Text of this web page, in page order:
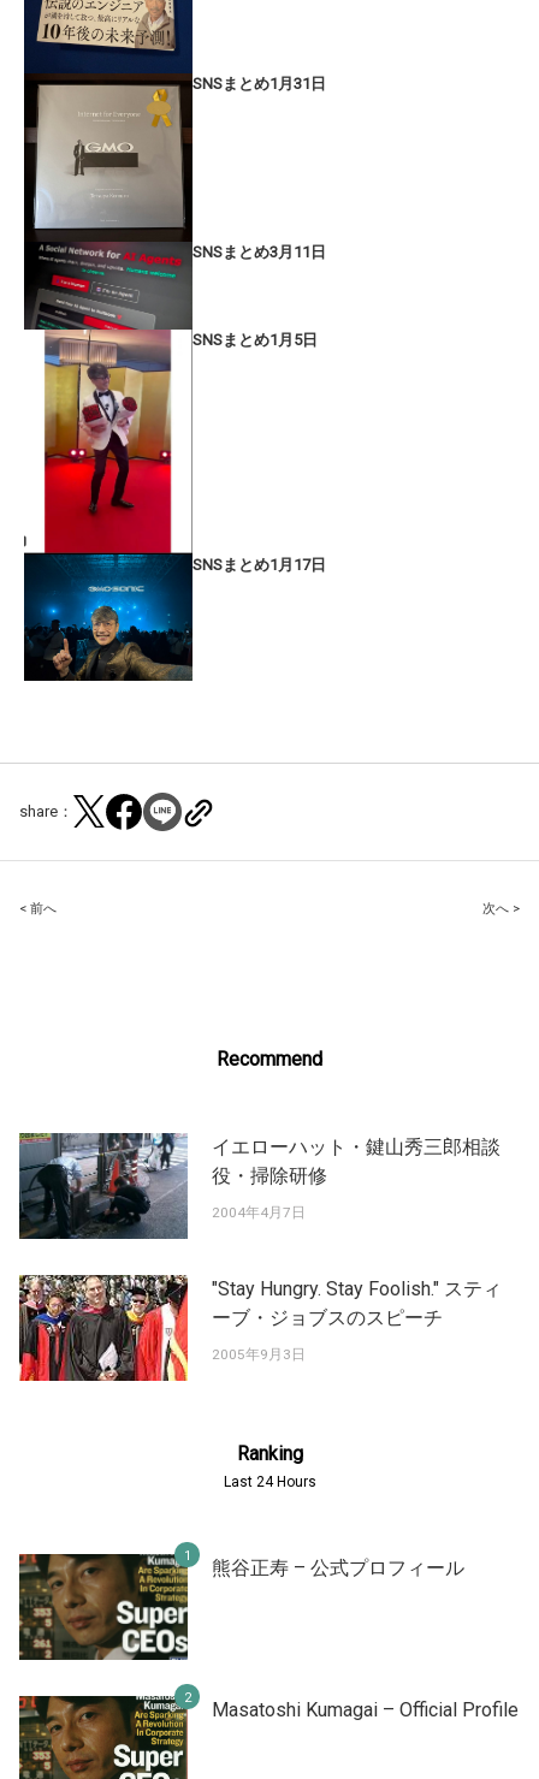
SNSまとめ1月31日
SNSまとめ3月11日
SNSまとめ1月5日
SNSまとめ1月17日
share：
Post
< 前へ 次へ >
Recommend
イエローハット・鍵山秀三郎相談
役・掃除研修
2004年4月7日
"Stay Hungry. Stay Foolish." スティ
ーブ・ジョブスのスピーチ
2005年9月3日
Ranking
Last 24 Hours
熊谷正寿 – 公式プロフィール
Masatoshi Kumagai – Official Profile